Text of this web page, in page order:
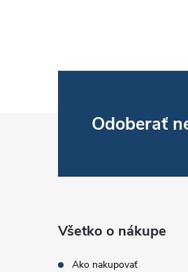
Odoberať
Všetko o nákupe
Ako nakupovať